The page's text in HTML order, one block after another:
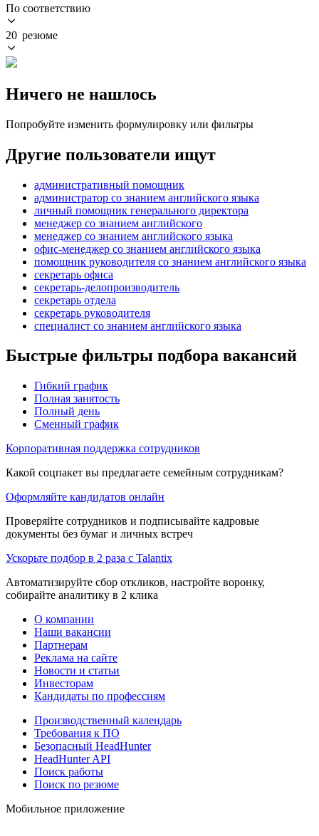
По соответствию
20 резюме
Ничего не нашлось
Попробуйте изменить формулировку или фильтры
Другие пользователи ищут
административный помощник
администратор со знанием английского языка
личный помощник генерального директора
менеджер со знанием английского
менеджер со знанием английского языка
офис-менеджер со знанием английского языка
помощник руководителя со знанием английского языка
секретарь офиса
секретарь-делопроизводитель
секретарь отдела
секретарь руководителя
специалист со знанием английского языка
Быстрые фильтры подбора вакансий
Гибкий график
Полная занятость
Полный день
Сменный график
Корпоративная поддержка сотрудников
Какой соцпакет вы предлагаете семейным сотрудникам?
Оформляйте кандидатов онлайн
Проверяйте сотрудников и подписывайте кадровые
документы без бумаг и личных встреч
Ускорьте подбор в 2 раза с Talantix
Автоматизируйте сбор откликов, настройте воронку,
собирайте аналитику в 2 клика
О компании
Наши вакансии
Партнерам
Реклама на сайте
Новости и статьи
Инвесторам
Кандидаты по профессиям
Производственный календарь
Требования к ПО
Безопасный HeadHunter
HeadHunter API
Поиск работы
Поиск по резюме
Мобильное приложение